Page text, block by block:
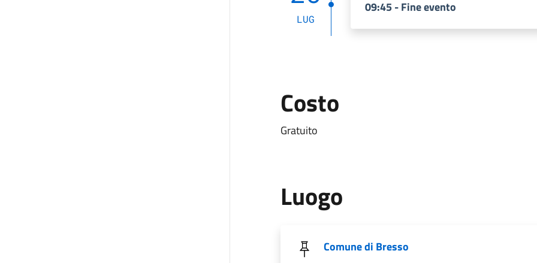
LUG
09:45 - Fine evento
Costo
Gratuito
Luogo
Comune di Bresso